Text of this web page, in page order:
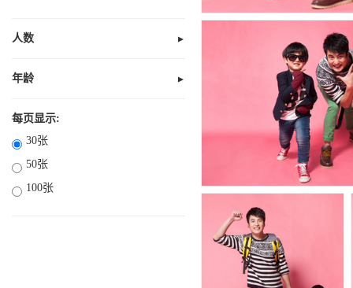
人数 ▼
1人
3人
4人
多人
年龄 ▼
全部10岁以下
部分18岁以下
全部18岁以下
18岁以上
每页显示:
30张
50张
100张